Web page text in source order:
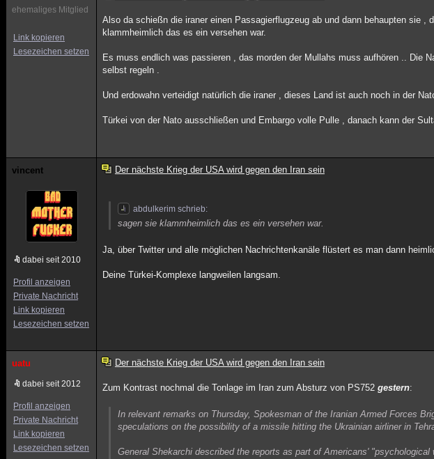
ehemaliges Mitglied
Link kopieren
Lesezeichen setzen
Also da schießn die iraner einen Passagierflugzeug ab und dann behaupten sie
klammheimlich das es ein versehen war.
Es muss endlich was passieren , das morden der Mullahs muss aufhören .. Die
selbst regeln .
Und erdowahn verteidigt natürlich die iraner , dieses Land ist auch noch in der
Türkei von der Nato ausschließen und Embargo volle Pulle , danach kann der
vincent
dabei seit 2010
Profil anzeigen
Private Nachricht
Link kopieren
Lesezeichen setzen
Der nächste Krieg der USA wird gegen den Iran sein
abdulkerim schrieb:
sagen sie klammheimlich das es ein versehen war.
Ja, über Twitter und alle möglichen Nachrichtenkanäle flüstert es man dann
Deine Türkei-Komplexe langweilen langsam.
uatu
dabei seit 2012
Profil anzeigen
Private Nachricht
Link kopieren
Lesezeichen setzen
Der nächste Krieg der USA wird gegen den Iran sein
Zum Kontrast nochmal die Tonlage im Iran zum Absturz von PS752gestern:
In relevant remarks on Thursday, Spokesman of the Iranian Armed Forces
speculations on the possibility of a missile hitting the Ukrainian airliner in
General Shekarchi described the reports as part of Americans'